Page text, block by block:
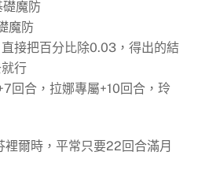
魔防
魔防
接把百分比除0.03，得出的結
行
回合，拉娜專屬+10回合，玲
爾時，平常只要22回合滿月